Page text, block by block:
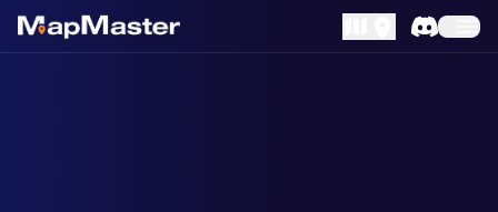
MapLibre